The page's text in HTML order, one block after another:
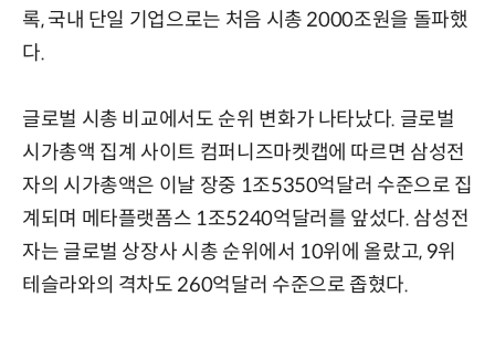
록, 국내 단일 기업으로는 처음 시총 2000조원을 돌파했
다.
글로벌 시총 비교에서도 순위 변화가 나타났다. 글로벌
시가총액 집계 사이트 컴퍼니즈마켓캡에 따르면 삼성전
자의 시가총액은 이날 장중 1조5350억달러 수준으로 집
계되며 메타플랫폼스 1조5240억달러를 앞섰다. 삼성전
자는 글로벌 상장사 시총 순위에서 10위에 올랐고, 9위
테슬라와의 격차도 260억달러 수준으로 좁혔다.